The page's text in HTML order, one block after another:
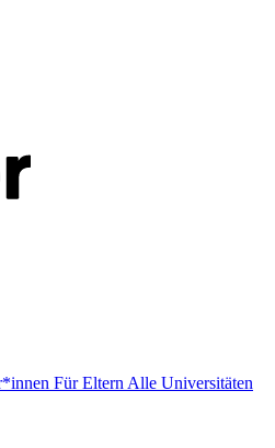
Für Eltern Alle Universitäten